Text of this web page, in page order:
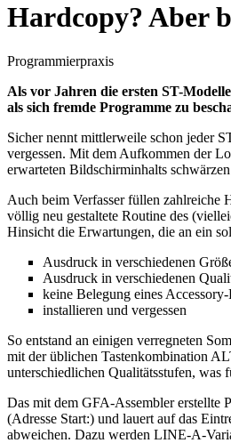
Hardcopy? Aber
Programmierpraxis
Als vor Jahren die ersten ST-
als sich fremde Programme zu
Sicher nennt mittlerweile schon jeder
vergessen. Mit dem Aufkommen der
erwarteten Bildschirminhalts
Auch beim Verfasser füllen zahlreiche
völlig neu gestaltete Routine des
Hinsicht die Erwartungen, die an ein
Ausdruck in verschiedenen
Ausdruck in verschiedenen
keine Belegung eines Accessory-
installieren und vergessen
So entstand an einigen verregneten
mit der üblichen Tastenkombination
unterschiedlichen Qualitätsstufen, was
Das mit dem GFA-Assembler erstellte
(Adresse Start:) und lauert auf das
abweichen. Dazu werden LINE-A-